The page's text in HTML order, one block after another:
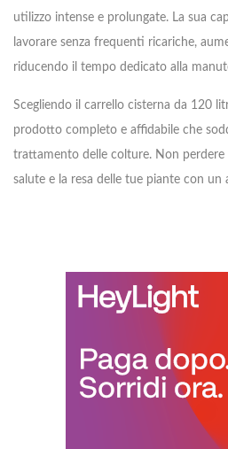
utilizzo intense e prolungate. La sua
lavorare senza frequenti ricariche,
riducendo il tempo dedicato alla
Scegliendo il carrello cisterna da 120
prodotto completo e affidabile che
trattamento delle colture. Non perdere
salute e la resa delle tue piante con